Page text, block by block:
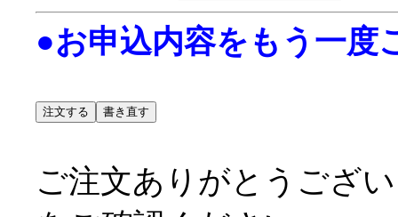
●お申込内容をもう一度
ご注文ありがとうござ